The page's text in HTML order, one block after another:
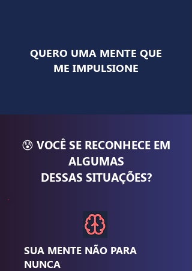
QUERO UMA MENTE QUE
ME IMPULSIONE
😰 VOCÊ SE RECONHECE EM
ALGUMAS
DESSAS SITUAÇÕES?
SUA MENTE NÃO PARA
NUNCA